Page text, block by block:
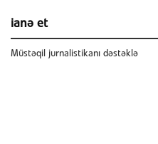
ianə et
Müstəqil jurnalistikanı dəstəklə